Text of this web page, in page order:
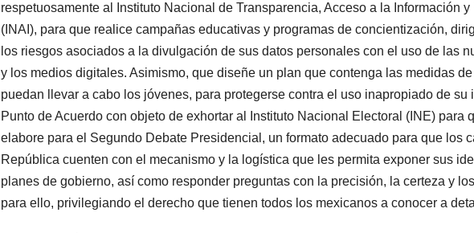
respetuosamente al Instituto Nacional de Transparencia, Acceso a la Información
(INAI), para que realice campañas educativas y programas de concientización,
los riesgos asociados a la divulgación de sus datos personales con el uso de las
y los medios digitales. Asimismo, que diseñe un plan que contenga las medidas
puedan llevar a cabo los jóvenes, para protegerse contra el uso inapropiado de su
Punto de Acuerdo con objeto de exhortar al Instituto Nacional Electoral (INE) para
elabore para el Segundo Debate Presidencial, un formato adecuado para que los
República cuenten con el mecanismo y la logística que les permita exponer sus
planes de gobierno, así como responder preguntas con la precisión, la certeza y
para ello, privilegiando el derecho que tienen todos los mexicanos a conocer a